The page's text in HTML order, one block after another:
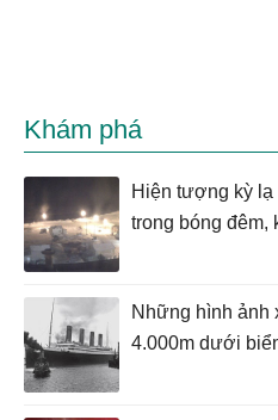
Khám phá
Hiện tượng kỳ lạ
trong bóng đêm,
Những hình ảnh
4.000m dưới